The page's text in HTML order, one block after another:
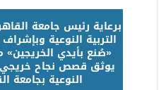
برعاية رئيس جامعة
التربية النوعية
«صُنع بأيدي
يوثق قصص نجاح خريجي
النوعية بجامعة